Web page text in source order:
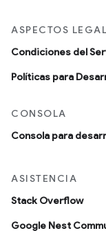
ASPECTOS
Condiciones del
Políticas para
CONSOLA
Consola para
ASISTENCIA
Stack Overflow
Google Nest